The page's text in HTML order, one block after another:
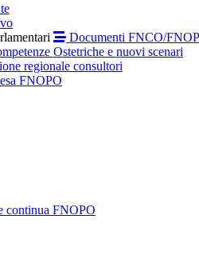
Documenti FNCO/
Ostetriche e nuovi scenari
regionale consultori
FNOPO
continua FNOPO